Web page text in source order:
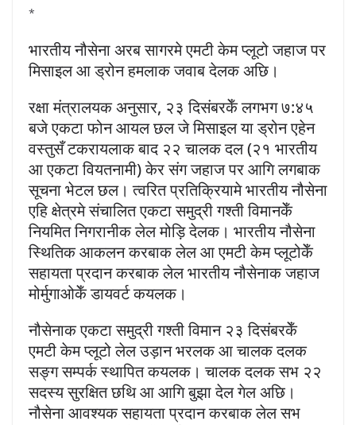
*
भारतीय नौसेना अरब सागरमे एमटी केम प्लूटो जहाज पर
मिसाइल आ ड्रोन हमलाक जवाब देलक अछि।
रक्षा मंत्रालयक अनुसार, २३ दिसंबरकेँ लगभग ७:४५
बजे एकटा फोन आयल छल जे मिसाइल या ड्रोन एहेन
वस्तुसँ टकरायलाक बाद २२ चालक दल (२१ भारतीय
आ एकटा वियतनामी) केर संग जहाज पर आगि लगबाक
सूचना भेटल छल। त्वरित प्रतिक्रियामे भारतीय नौसेना
एहि क्षेत्रमे संचालित एकटा समुद्री गश्ती विमानकेँ
नियमित निगरानीक लेल मोड़ि देलक। भारतीय नौसेना
स्थितिक आकलन करबाक लेल आ एमटी केम प्लूटोकेँ
सहायता प्रदान करबाक लेल भारतीय नौसेनाक जहाज
मोर्मुगाओकेँ डायवर्ट कयलक।
नौसेनाक एकटा समुद्री गश्ती विमान २३ दिसंबरकेँ
एमटी केम प्लूटो लेल उड़ान भरलक आ चालक दलक
सङ्ग सम्पर्क स्थापित कयलक। चालक दलक सभ २२
सदस्य सुरक्षित छथि आ आगि बुझा देल गेल अछि।
नौसेना आवश्यक सहायता प्रदान करबाक लेल सभ